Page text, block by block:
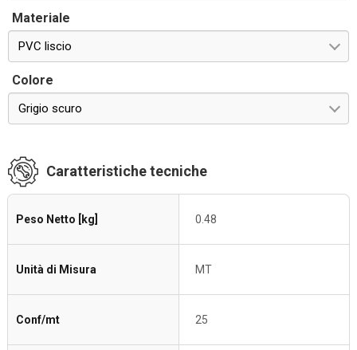
Materiale
PVC liscio
Colore
Grigio scuro
Caratteristiche tecniche
Peso Netto [kg] 0.48
Unità di Misura MT
Conf/mt 25